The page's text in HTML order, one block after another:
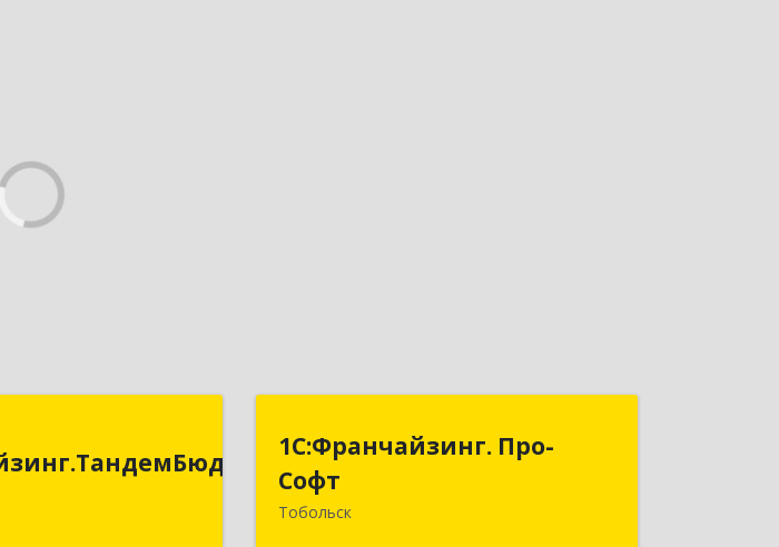
1С:Франчайзинг. Про-
Софт
Тобольск
1С:Франчайзинг. Про-
626150, Тюменская обл, Тобольск г,